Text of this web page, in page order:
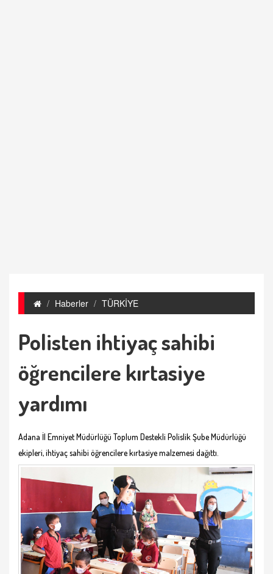
Haberler TÜRKİYE
Polisten ihtiyaç sahibi
öğrencilere kırtasiye
yardımı
Adana İl Emniyet Müdürlüğü Toplum Destekli Polislik Şube Müdürlüğü
ekipleri, ihtiyaç sahibi öğrencilere kırtasiye malzemesi dağıttı.